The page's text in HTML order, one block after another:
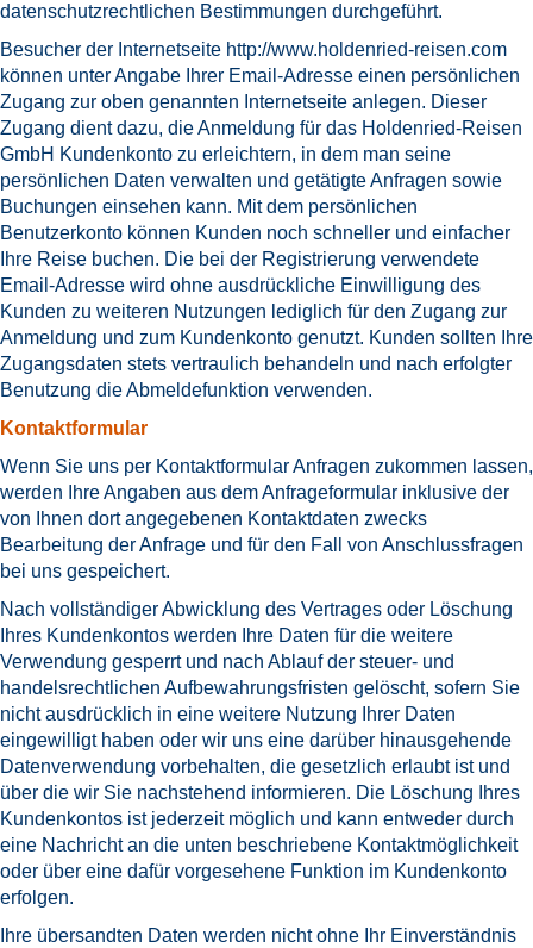
datenschutzrechtlichen Bestimmungen durchgeführt.
Besucher der Internetseite http://www.holdenried-reisen.com
können unter Angabe Ihrer Email-Adresse einen persönlichen
Zugang zur oben genannten Internetseite anlegen. Dieser
Zugang dient dazu, die Anmeldung für das Holdenried-Reisen
GmbH Kundenkonto zu erleichtern, in dem man seine
persönlichen Daten verwalten und getätigte Anfragen sowie
Buchungen einsehen kann. Mit dem persönlichen
Benutzerkonto können Kunden noch schneller und einfacher
Ihre Reise buchen. Die bei der Registrierung verwendete
Email-Adresse wird ohne ausdrückliche Einwilligung des
Kunden zu weiteren Nutzungen lediglich für den Zugang zur
Anmeldung und zum Kundenkonto genutzt. Kunden sollten Ihre
Zugangsdaten stets vertraulich behandeln und nach erfolgter
Benutzung die Abmeldefunktion verwenden.
Kontaktformular
Wenn Sie uns per Kontaktformular Anfragen zukommen lassen,
werden Ihre Angaben aus dem Anfrageformular inklusive der
von Ihnen dort angegebenen Kontaktdaten zwecks
Bearbeitung der Anfrage und für den Fall von Anschlussfragen
bei uns gespeichert.
Nach vollständiger Abwicklung des Vertrages oder Löschung
Ihres Kundenkontos werden Ihre Daten für die weitere
Verwendung gesperrt und nach Ablauf der steuer- und
handelsrechtlichen Aufbewahrungsfristen gelöscht, sofern Sie
nicht ausdrücklich in eine weitere Nutzung Ihrer Daten
eingewilligt haben oder wir uns eine darüber hinausgehende
Datenverwendung vorbehalten, die gesetzlich erlaubt ist und
über die wir Sie nachstehend informieren. Die Löschung Ihres
Kundenkontos ist jederzeit möglich und kann entweder durch
eine Nachricht an die unten beschriebene Kontaktmöglichkeit
oder über eine dafür vorgesehene Funktion im Kundenkonto
erfolgen.
Ihre übersandten Daten werden nicht ohne Ihr Einverständnis